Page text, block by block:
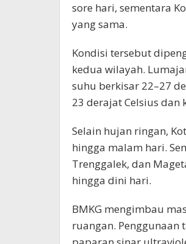
sore hari, sementara
yang sama.
Kondisi tersebut
kedua wilayah.
suhu berkisar 22–27
23 derajat Celsius dan
Selain hujan ringan,
hingga malam hari.
Trenggalek, dan
hingga dini hari.
BMKG mengimbau
ruangan.